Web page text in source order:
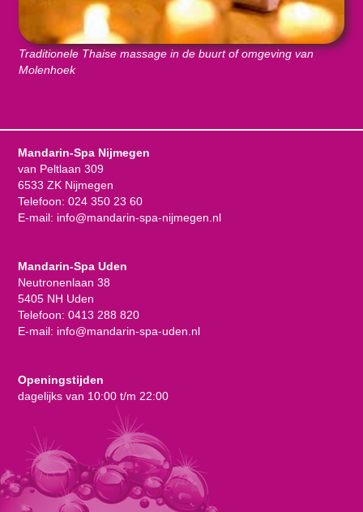
Traditionele Thaise massage in de buurt of omgeving van
Molenhoek
Mandarin-Spa Nijmegen
van Peltlaan 309
6533 ZK Nijmegen
Telefoon: 024 350 23 60
E-mail: info@mandarin-spa-nijmegen.nl
Mandarin-Spa Uden
Neutronenlaan 38
5405 NH Uden
Telefoon: 0413 288 820
E-mail: info@mandarin-spa-uden.nl
Openingstijden
dagelijks van 10:00 t/m 22:00